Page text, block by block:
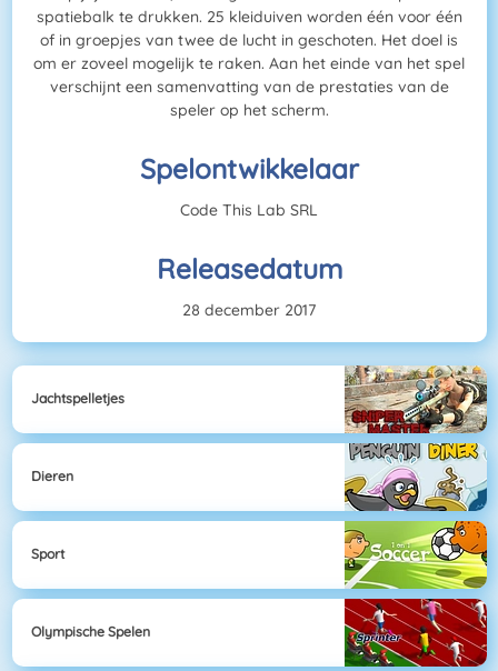
spatiebalk te drukken. 25 kleiduiven worden één voor één
of in groepjes van twee de lucht in geschoten. Het doel is
om er zoveel mogelijk te raken. Aan het einde van het spel
verschijnt een samenvatting van de prestaties van de
speler op het scherm.
Spelontwikkelaar
Code This Lab SRL
Releasedatum
28 december 2017
Jachtspelletjes
Dieren
Sport
Olympische Spelen